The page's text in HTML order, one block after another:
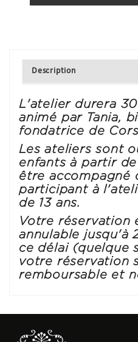
Description
L'atelier durera
animé par Tania,
fondatrice de
Les ateliers sont
enfants à partir
être accompagné
participant à
de 13 ans.
Votre réservation
annulable jusqu'à
ce délai (quelque
votre réservation
remboursable et